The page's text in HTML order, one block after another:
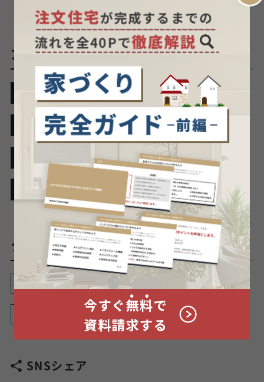
デメリ...
カテゴリーから探す
家づくりの基本 間取り・住宅の特徴
家づくりの予算・費用
ハウスメーカー・工務店
家づくりのタイミング
タグから探す
基本情報 マンション
住宅ローン
間取り
SNSシェア